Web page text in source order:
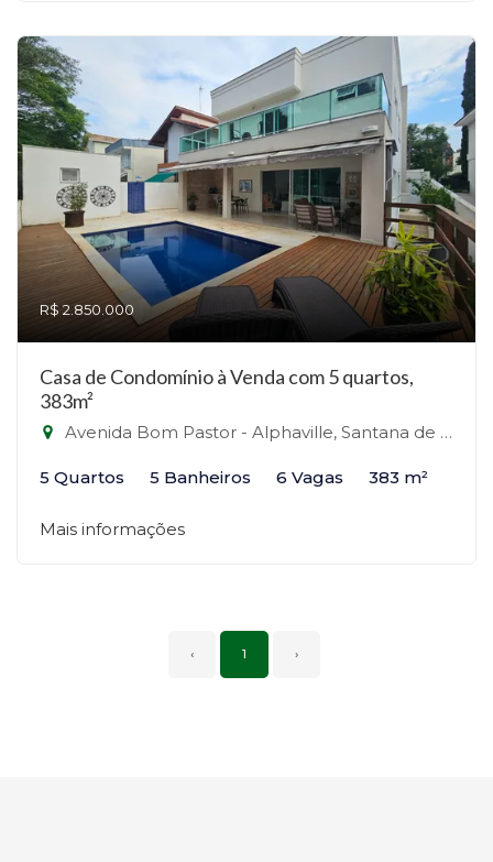
R$ 2.850.000
Casa de Condomínio à Venda com 5 quartos,
383m²
Avenida Bom Pastor - Alphaville, Santana de Parnaíba-SP
5 Quartos 5 Banheiros 6 Vagas 383 m²
Mais informações
‹ 1 ›